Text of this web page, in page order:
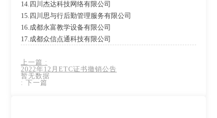
14.四川杰达科技网络有限公司
15.四川思与行后勤管理服务有限公司
16.成都永富教学设备有限公司
17.成都众信点通科技有限公司
上一篇 :
2022年12月ETC证书撤销公告
暂无数据
: 下一篇